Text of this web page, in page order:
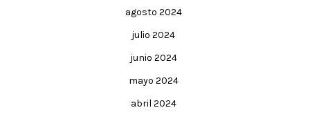
agosto 2024
julio 2024
junio 2024
mayo 2024
abril 2024